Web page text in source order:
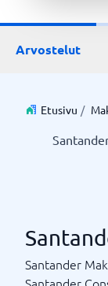
Arvostelut
Etusivu /
Santander